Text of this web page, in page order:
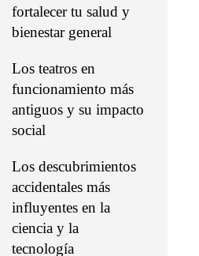
fortalecer tu salud y
bienestar general
Los teatros en
funcionamiento más
antiguos y su impacto
social
Los descubrimientos
accidentales más
influyentes en la
ciencia y la
tecnología